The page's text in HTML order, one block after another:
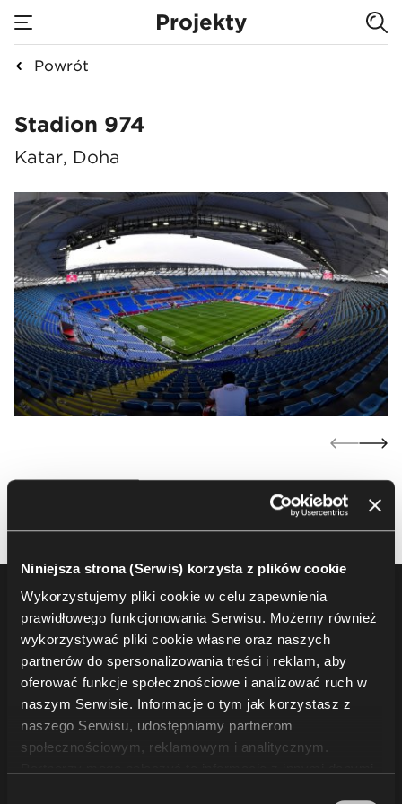
Niniejsza strona (Serwis) korzysta z plików cookie
Wykorzystujemy pliki cookie w celu zapewnienia
prawidłowego funkcjonowania Serwisu. Możemy również
wykorzystywać pliki cookie własne oraz naszych
partnerów do spersonalizowania treści i reklam, aby
oferować funkcje społecznościowe i analizować ruch w
naszym Serwisie. Informacje o tym jak korzystasz z
naszego Serwisu, udostępniamy partnerom
społecznościowym, reklamowym i analitycznym.
Projekty
Powrót
Stadion 974
Stadion 974
Katar, Doha
Footer
Produkty
Fotele i krzesła audytoryjne
Trybuny i rozwiązania dla widowni
Krzesła i fotele sportowe
Inne